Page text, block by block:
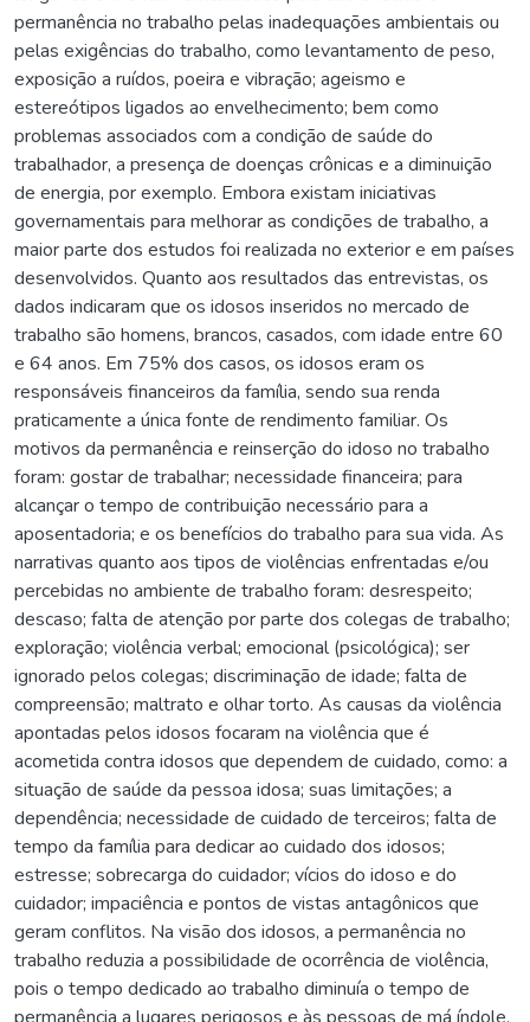
permanência no trabalho pelas inadequações ambientais ou
pelas exigências do trabalho, como levantamento de peso,
exposição a ruídos, poeira e vibração; ageismo e
estereótipos ligados ao envelhecimento; bem como
problemas associados com a condição de saúde do
trabalhador, a presença de doenças crônicas e a diminuição
de energia, por exemplo. Embora existam iniciativas
governamentais para melhorar as condições de trabalho, a
maior parte dos estudos foi realizada no exterior e em países
desenvolvidos. Quanto aos resultados das entrevistas, os
dados indicaram que os idosos inseridos no mercado de
trabalho são homens, brancos, casados, com idade entre 60
e 64 anos. Em 75% dos casos, os idosos eram os
responsáveis financeiros da família, sendo sua renda
praticamente a única fonte de rendimento familiar. Os
motivos da permanência e reinserção do idoso no trabalho
foram: gostar de trabalhar; necessidade financeira; para
alcançar o tempo de contribuição necessário para a
aposentadoria; e os benefícios do trabalho para sua vida. As
narrativas quanto aos tipos de violências enfrentadas e/ou
percebidas no ambiente de trabalho foram: desrespeito;
descaso; falta de atenção por parte dos colegas de trabalho;
exploração; violência verbal; emocional (psicológica); ser
ignorado pelos colegas; discriminação de idade; falta de
compreensão; maltrato e olhar torto. As causas da violência
apontadas pelos idosos focaram na violência que é
acometida contra idosos que dependem de cuidado, como: a
situação de saúde da pessoa idosa; suas limitações; a
dependência; necessidade de cuidado de terceiros; falta de
tempo da família para dedicar ao cuidado dos idosos;
estresse; sobrecarga do cuidador; vícios do idoso e do
cuidador; impaciência e pontos de vistas antagônicos que
geram conflitos. Na visão dos idosos, a permanência no
trabalho reduzia a possibilidade de ocorrência de violência,
pois o tempo dedicado ao trabalho diminuía o tempo de